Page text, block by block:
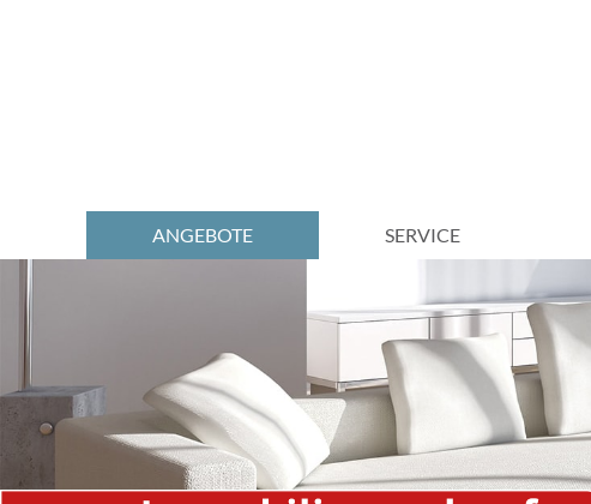
NavigationANGEBOTE SERVICE